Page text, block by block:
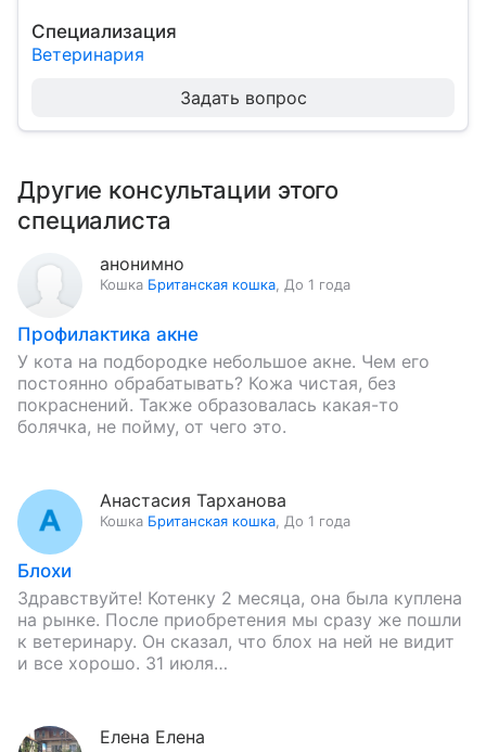
Специализация
Ветеринария
Задать вопрос
Другие консультации этого
специалиста
анонимно
Кошка Британская кошка До 1 года
Профилактика акне
У кота на подбородке небольшое акне. Чем его
постоянно обрабатывать? Кожа чистая, без
покраснений. Также образовалась какая-то
болячка, не пойму, от чего это.
Анастасия Тарханова
Кошка Британская кошка До 1 года
Блохи
Здравствуйте! Котенку 2 месяца, она была куплена
на рынке. После приобретения мы сразу же пошли
к ветеринару. Он сказал, что блох на ней не видит
и все хорошо. 31 июля…
Елена Елена